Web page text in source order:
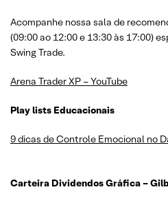
Acompanhe nossa sala de
(09:00 ao 12:00 e 13:30 às 17:00)
Swing Trade.
Arena Trader XP – YouTube
Play lists Educacionais
9 dicas de Controle Emocional no
Carteira Dividendos Gráfica –